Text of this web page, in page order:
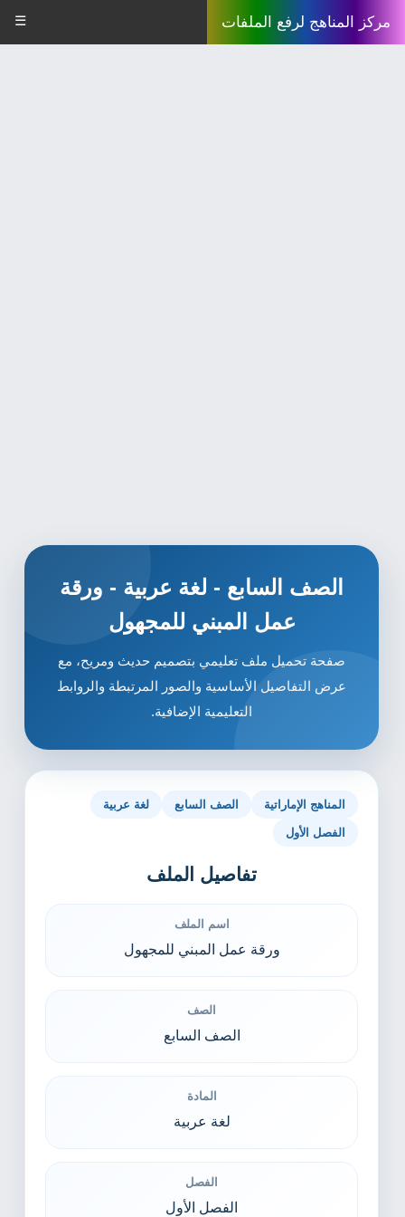
مركز المناهج لرفع الملفات ☰
الصف السابع - لغة عربية - ورقة
عمل المبني للمجهول
صفحة تحميل ملف تعليمي بتصميم حديث ومريح، مع
عرض التفاصيل الأساسية والصور المرتبطة والروابط
التعليمية الإضافية.
المناهج الإماراتية الصف السابع لغة عربية
الفصل الأول
تفاصيل الملف
اسم الملف
ورقة عمل المبني للمجهول
الصف
الصف السابع
المادة
لغة عربية
الفصل
الفصل الأول